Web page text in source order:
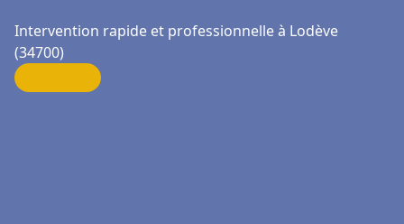
Intervention rapide et professionnelle à Lodève
(34700)